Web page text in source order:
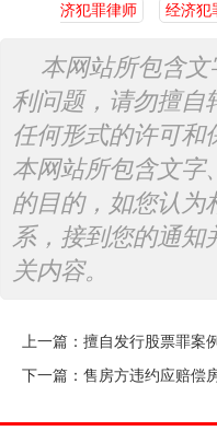
济犯罪律师 经济犯
本网站所包含
利问题，请勿擅自
任何形式的许可和
本网站所包含文字
的目的，如您认为
系，接到您的通知
关内容。
上一篇： 擅自发行股票罪案
下一篇： 售房方违约应赔偿